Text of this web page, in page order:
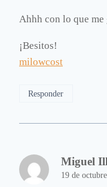
Ahhh con lo que
¡Besitos!
milowcost
Responder
Miguel
19 de